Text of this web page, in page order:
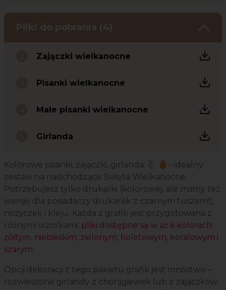
Pliki do pobrania (4)
Zajączki wielkanocne
Pisanki wielkanocne
Małe pisanki wielkanocne
Girlanda
Kolorowe pisanki, zajączki, girlanda 🐇 🥚– idealny
zestaw na nadchodzące Święta Wielkanocne.
Potrzebujesz tylko drukarki (kolorowej, ale mamy też
wersję dla posiadaczy drukarek z czarnym tuszem!),
nożyczek i kleju. Każda z grafik jest przygotowana z
różnymi wzorkami, pliki dostępne są w aż 6 kolorach:
żółtym, niebieskim, zielonym, fioletowym, koralowym i
szarym.
Opcji dekoracji z tego pakietu grafik jest mnóstwo –
rozwieszone girlandy z chorągiewek lub z zajączków,